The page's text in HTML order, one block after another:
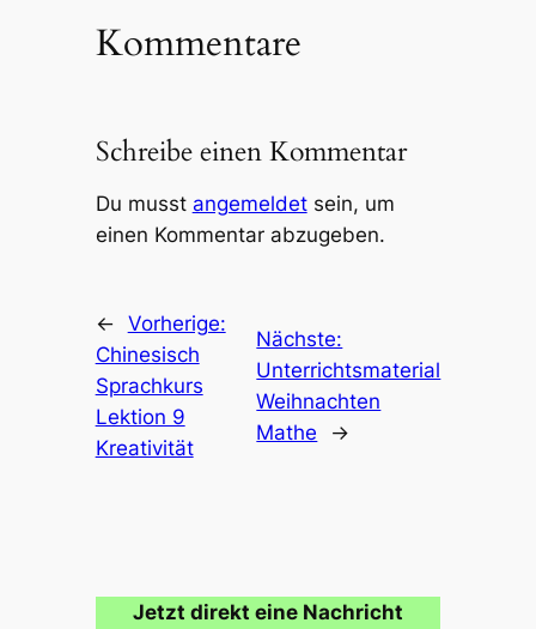
Kommentare
Schreibe einen Kommentar
Du musst angemeldetsein, um
einen Kommentar abzugeben.
← Vorherige:
Chinesisch
Sprachkurs
Lektion 9
Kreativität
Nächste:
Unterrichtsmaterial
Weihnachten
Mathe
→
Jetzt direkt eine Nachricht